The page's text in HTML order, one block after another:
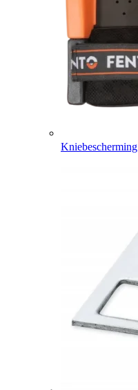
Kniebescherming